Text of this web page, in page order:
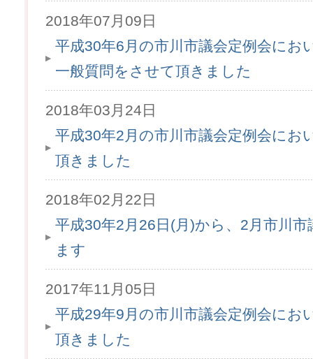
2018年07月09日
平成30年6月の市川市議会定例会にお
一般質問をさせて頂きました
2018年03月24日
平成30年2月の市川市議会定例会にお
頂きました
2018年02月22日
平成30年2月26日(月)から、2月市川
ます
2017年11月05日
平成29年9月の市川市議会定例会にお
頂きました